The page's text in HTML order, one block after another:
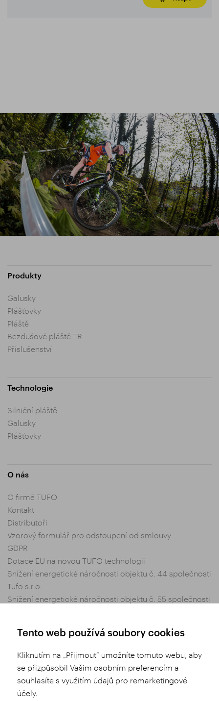
Produkty
Galusky
Plášťovky
Pláště
Bezdušové pláště TR
Příslušenství
Technologie
Silniční pláště
Galusky
Plášťovky
O nás
O firmě TUFO
Kontakt
Distributoři
Vzorový formulář pro odstoupení od smlouvy
GDPR
Dotace EU na novou TUFO technologii
Snížení energetické náročnosti objektu č. 44 společnosti
Tufo s.r.o.
Snížení energetické náročnosti objektu č. 55 společnosti
Obchodní podmínky
Tento web používá soubory cookies
Kliknutím na „Přijmout“ umožníte tomuto webu, aby
se přizpůsobil Vašim osobním preferencím a
souhlasíte s využitím údajů pro remarketingové
účely.